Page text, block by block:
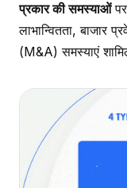
प्रकार की समस्याओंपर
लाभान्वितता, बाजार
(M&A) समस्याएं